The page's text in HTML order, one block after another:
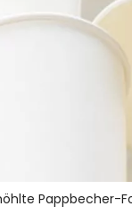
Pappbecher-